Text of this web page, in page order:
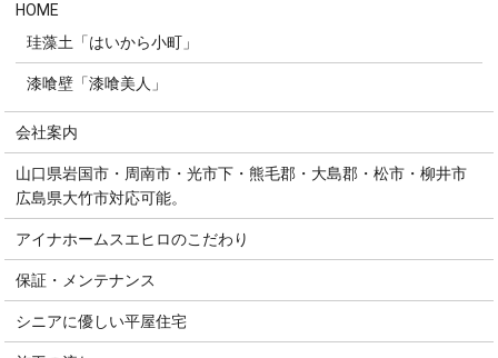
HOME
珪藻土「はいから小町」
漆喰壁「漆喰美人」
会社案内
山口県岩国市・周南市・光市下・熊毛郡・大島郡・松市・柳井市
広島県大竹市対応可能。
アイナホームスエヒロのこだわり
保証・メンテナンス
シニアに優しい平屋住宅